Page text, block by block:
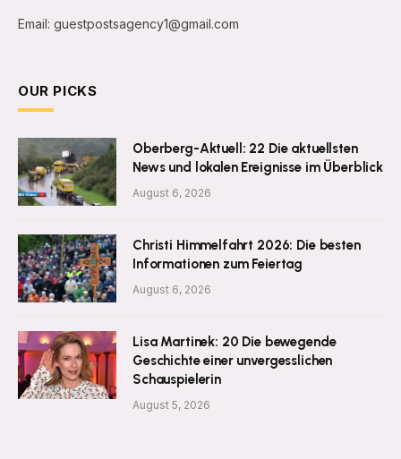
Email: guestpostsagency1@gmail.com
OUR PICKS
Oberberg-Aktuell: 22 Die aktuellsten
News und lokalen Ereignisse im Überblick
August 6, 2026
Christi Himmelfahrt 2026: Die besten
Informationen zum Feiertag
August 6, 2026
Lisa Martinek: 20 Die bewegende
Geschichte einer unvergesslichen
Schauspielerin
August 5, 2026